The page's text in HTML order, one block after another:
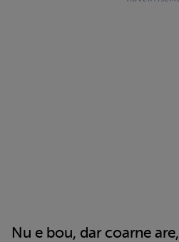
Nu e bou, dar coarne are,